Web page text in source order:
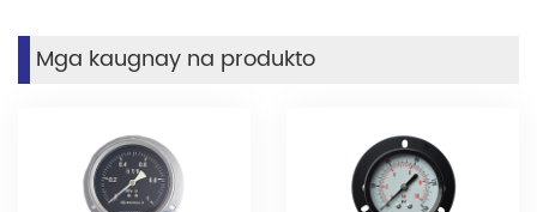
Mga kaugnay na produkto